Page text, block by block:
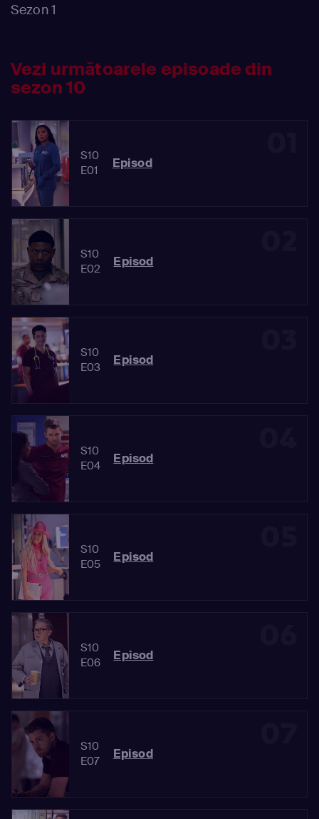
Sezon 1
Vezi următoarele episoade din
sezon 10
S10
E01
Episod
S10
E02
Episod
S10
E03
Episod
S10
E04
Episod
S10
E05
Episod
S10
E06
Episod
S10
E07
Episod